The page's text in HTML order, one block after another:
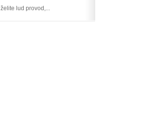
želite lud provod,...